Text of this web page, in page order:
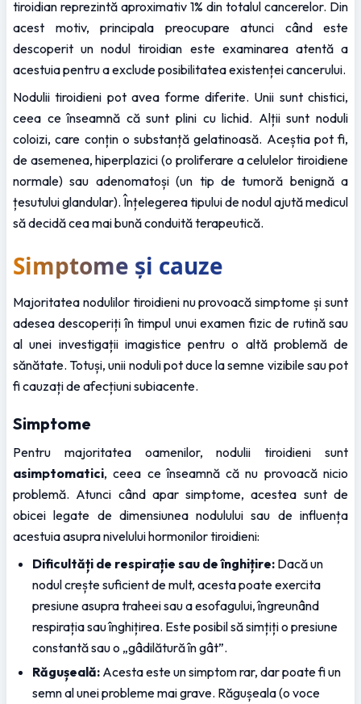
tiroidian reprezintă aproximativ 1% din totalul cancerelor. Din
acest motiv, principala preocupare atunci când este
descoperit un nodul tiroidian este examinarea atentă a
acestuia pentru a exclude posibilitatea existenței cancerului.
Nodulii tiroidieni pot avea forme diferite. Unii sunt chistici,
ceea ce înseamnă că sunt plini cu lichid. Alții sunt noduli
coloizi, care conțin o substanță gelatinoasă. Aceștia pot fi,
de asemenea, hiperplazici (o proliferare a celulelor tiroidiene
normale) sau adenomatoși (un tip de tumoră benignă a
țesutului glandular). Înțelegerea tipului de nodul ajută medicul
să decidă cea mai bună conduită terapeutică.
Simptome și cauze
Majoritatea nodulilor tiroidieni nu provoacă simptome și sunt
adesea descoperiți în timpul unui examen fizic de rutină sau
al unei investigații imagistice pentru o altă problemă de
sănătate. Totuși, unii noduli pot duce la semne vizibile sau pot
fi cauzați de afecțiuni subiacente.
Simptome
asimptomatici, ceea ce înseamnă că nu provoacă nicio
problemă. Atunci când apar simptome, acestea sunt de
obicei legate de dimensiunea nodulului sau de influența
acestuia asupra nivelului hormonilor tiroidieni:
Dificultăți de respirație sau de înghițire: Dacă un
nodul crește suficient de mult, acesta poate exercita
presiune asupra traheei sau a esofagului, îngreunând
respirația sau înghițirea. Este posibil să simțiți o presiune
constantă sau o „gâdilătură în gât”.
Răgușeală: Acesta este un simptom rar, dar poate fi un
semn al unei probleme mai grave. Răgușeala (o voce